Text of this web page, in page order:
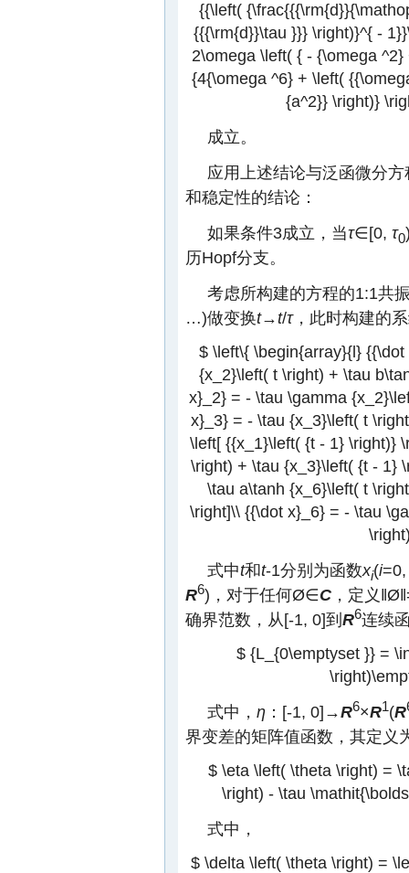
{{\left(
{{{\rm{d}}\tau }}} \right)}^{ -
2\omega \left( { - {\omega
{4{\omega ^6} + \left(
{a^2}} \right)}
成立。
应用上述结论与泛函微分
和稳定性的结论：
如果条件3成立，当τ∈[0, τ0
历Hopf分支。
考虑所构建的方程的1:1共
…)做变换t→t/τ，此时构建的
$ \left\{ \begin{array}{l}
{x_2}\left( t \right) + \tau
x}_2} = - \tau \gamma
x}_3} = - \tau {x_3}\left( t
\left[ {{x_1}\left( {t - 1} \right)}
\right) + \tau {x_3}\left( {t - 1}
\tau a\tanh {x_6}\left( t
\right]\\ {{\dot x}_6} = - \tau
式中t和t-1分别为函数xi(i
R6)，对于任何Ø∈C ，定义
确界范数，从[-1, 0]到 R6连续
$ {L_{0\emptyset }} =
式中， η ：[-1, 0]→R6×R1(R
界变差的矩阵值函数，其定义
$ \eta \left( \theta \right) =
\right) - \tau
式中，
$ \delta \left( \theta \right) =